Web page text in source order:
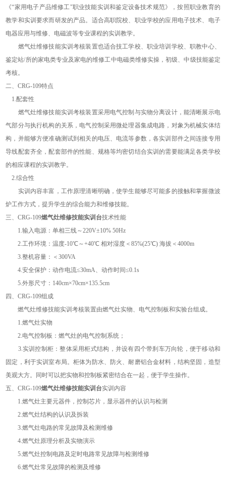
《“家用电子产品维修工"职业技能实训和鉴定设备技术规范》，按照职业教育的
教学和实训要求而研发的产品。适合高职院校、职业学校的应用电子技术、电子
电器应用与维修、电磁波等专业课程的实训教学。
燃气灶维修技能实训考核装置也适合技工学校、职业培训学校、职教中心、
鉴定站/所的家电类专业及家电的维修工中电磁类维修实操，初级、中级技能鉴定
考核。
二、CRG-109特点
1.配套性
燃气灶维修技能实训考核装置采用电气控制与实物分离设计，能清晰展示电
气部分与执行机构的关系，电气控制采用微处理器集成电路，对象为机械实体结
构，并能够方便准确测试到相关的电压、电流等参数，各实训部件之间连接专用
导线配套齐全，配套部件的性能、规格等均密切结合实训的需要能满足各类学校
的相应课程的实训教学。
2.综合性
实训内容丰富，工作原理清晰明确，使学生能够尽可能多的接触和掌握微波
炉工作方式，提升学生的综合能力和维修技能。
三、CRG-109燃气灶维修技能实训台技术性能
1.输入电源：单相三线～220V±10% 50Hz
2.工作环境：温度-10℃～+40℃ 相对湿度＜85%(25℃) 海拔＜4000m
3.整机容量：＜300VA
4.安全保护：动作电流≤30mA、动作时间≤0.1s
5.外形尺寸：140cm×70cm×135.5cm
四、CRG-109组成
燃气灶维修技能实训考核装置由燃气灶实物、电气控制板和实验台组成。
1.燃气灶实物
2.电气控制板：燃气灶的电气控制系统；
3.实训控制柜：整体采用柜式结构，并设有四个带刹车万向轮，便于移动和
固定，利于实训室布局。柜体为防水、防火、耐磨铝合金材料，结构坚固，造型
美观大方。同时可以把实物和控制板紧密结合在一起，便于学生操作。
五、CRG-109燃气灶维修技能实训台实训内容
1.燃气灶主要元器件，控制芯片，显示器件的认识与检测
2.燃气灶结构的认识及拆装
3.燃气灶电路的常见故障及检测维修
4.燃气灶原理分析及实物演示
5.燃气灶控制电路及定时电路常见故障与检测维修
6.燃气灶常见故障的检测及维修